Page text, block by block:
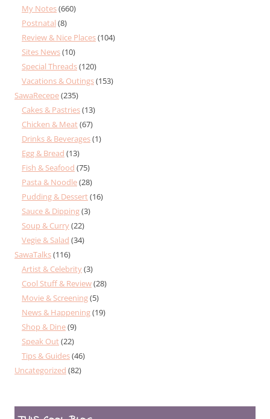
My Notes(660)
Postnatal (8)
Review & Nice Places(104)
Sites News(10)
Special Threads(120)
Vacations & Outings(153)
SawaRecepe(235)
Cakes & Pastries(13)
Chicken & Meat(67)
Drinks & Beverages(1)
Egg & Bread (13)
Fish & Seafood (75)
Pasta & Noodle(28)
Pudding & Dessert(16)
Sauce & Dipping(3)
Soup & Curry(22)
Vegie & Salad (34)
SawaTalks(116)
Artist & Celebrity(3)
Cool Stuff & Review(28)
Movie & Screening(5)
News & Happening(19)
Shop & Dine(9)
Speak Out(22)
Tips & Guides(46)
Uncategorized (82)